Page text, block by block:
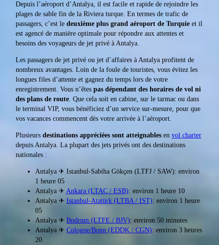
Depuis l’aéroport d’Antalya, il est facile et rapide de rejoindre les
plages de sable fin de la Riviera turque. En termes de trafic de
passagers, c’est le deuxième plus grand aéroport de Turquie et il
est agencé de manière optimale pour répondre aux attentes et
besoins des voyageurs de jet privé à Antalya.
Les passagers de jet privé ou jet d’affaires à Antalya profitent de
nombreux avantages. Loin de la foule de touristes, vous évitez les
longues files d’attente et gagnez du temps lors de votre
enregistrement. Vous n’êtes pas dépendant des horaires de vol ni
des plans de route. Que cela soit en cabine, sur le tarmac ou dans
le terminal VIP, vous bénéficiez d’un service sur-mesure, pour que
vos vacances commencent dès votre arrivée à l’aéroport.
Plusieurs destinations appréciées sont atteignables en vol charter
depuis Antalya. La plupart des jets privés ont des destinations
nationales :
Antalya ✈ Istanbul-Sabiha Gökçen (LTFJ / SAW): environ
1 heure 05
Antalya ✈ Ankara (LTAC / ESB): environ 1 heure 10
Antalya ✈ Istanbul-Atatürk (LTBA / IST): environ 1 heure
05
Antalya ✈ Bodrum (LTFE / BJV): environ 50 minutes
Antalya ✈ Cologne/Bonn (EDDK / CGN): environ 3 heures
20